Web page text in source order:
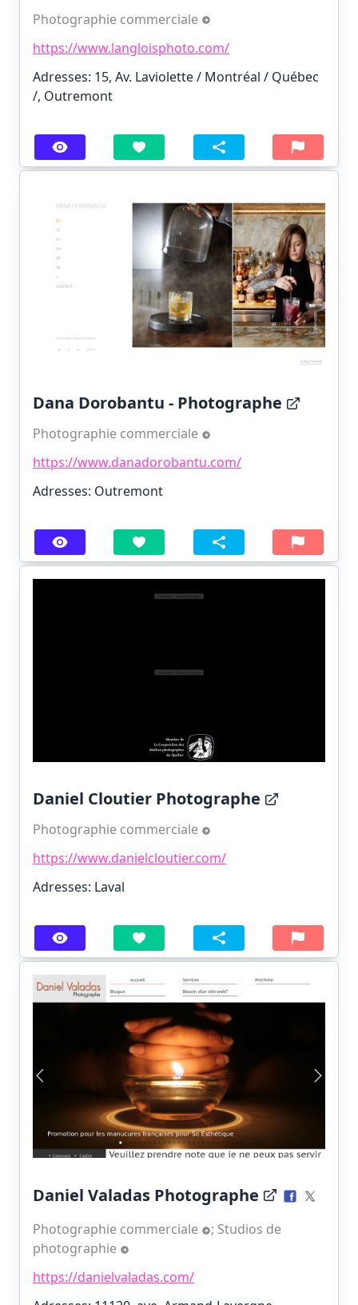
Photographie commerciale
https://www.langloisphoto.com/
Adresses: 15, Av. Laviolette / Montréal / Québec
/, Outremont
Dana Dorobantu - Photographe
Photographie commerciale
https://www.danadorobantu.com/
Adresses: Outremont
Daniel Cloutier Photographe
Photographie commerciale
https://www.danielcloutier.com/
Adresses: Laval
Daniel Valadas Photographe
Photographie commerciale ; Studios de
photographie
https://danielvaladas.com/